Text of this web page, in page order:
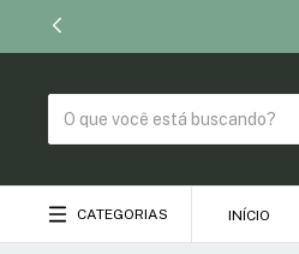
CATEGORIAS INÍCIO